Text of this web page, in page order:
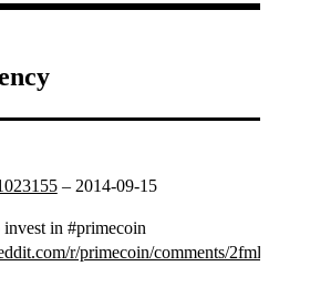
– 2014-09-15
invest in #primecoin
r/primecoin/comments/2fml0e/